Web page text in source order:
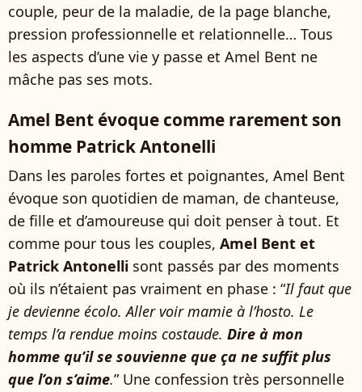
couple, peur de la maladie, de la page blanche,
pression professionnelle et relationnelle… Tous
les aspects d’une vie y passe et Amel Bent ne
mâche pas ses mots.
Amel Bent évoque comme rarement son
homme Patrick Antonelli
Dans les paroles fortes et poignantes, Amel Bent
évoque son quotidien de maman, de chanteuse,
de fille et d’amoureuse qui doit penser à tout. Et
comme pour tous les couples, Amel Bent et
Patrick Antonelli sont passés par des moments
où ils n’étaient pas vraiment en phase : “Il faut que
je devienne écolo. Aller voir mamie à l’hosto. Le
temps l’a rendue moins costaude. Dire à mon
homme qu’il se souvienne que ça ne suffit plus
que l’on s’aime.” Une confession très personnelle